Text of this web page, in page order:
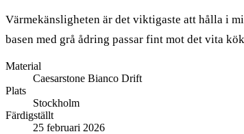
Värmekänsligheten är det viktigaste att hålla i
basen med grå ådring passar fint mot det vita
Material
Caesarstone Bianco Drift
Plats
Stockholm
Färdigställt
25 februari 2026